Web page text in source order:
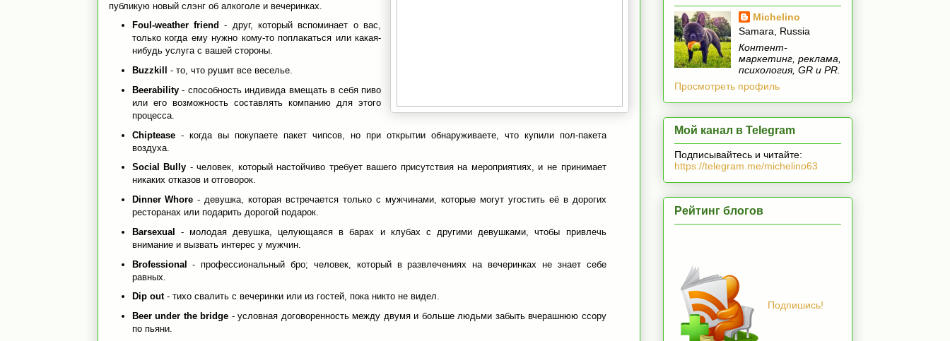
публикую новый слэнг об алкоголе и вечеринках.
Foul-weather friend - друг, который вспоминает о вас,
только когда ему нужно кому-то поплакаться или какая-
нибудь услуга с вашей стороны.
Buzzkill - то, что рушит все веселье.
Beerability - способность индивида вмещать в себя пиво
или его возможность составлять компанию для этого
процесса.
Chiptease - когда вы покупаете пакет чипсов, но при открытии обнаруживаете, что купили пол-пакета
воздуха.
Social Bully - человек, который настойчиво требует вашего присутствия на мероприятиях, и не принимает
никаких отказов и отговорок.
Dinner Whore - девушка, которая встречается только с мужчинами, которые могут угостить её в дорогих
ресторанах или подарить дорогой подарок.
Barsexual - молодая девушка, целующаяся в барах и клубах с другими девушками, чтобы привлечь
внимание и вызвать интерес у мужчин.
Brofessional- профессиональный бро; человек, который в развлечениях на вечеринках не знает себе
равных.
Dip out- тихо свалить с вечеринки или из гостей, пока никто не видел.
Beer under the bridge - условная договоренность между двумя и больше людьми забыть вчерашнюю ссору
по пьяни.
Michelino
Samara, Russia
Контент-
маркетинг, реклама,
психология, GR и PR.
Просмотреть профиль
Мой канал в Telegram
Подписывайтесь и читайте:
https://telegram.me/michelino63
Рейтинг блогов
Подпишись!